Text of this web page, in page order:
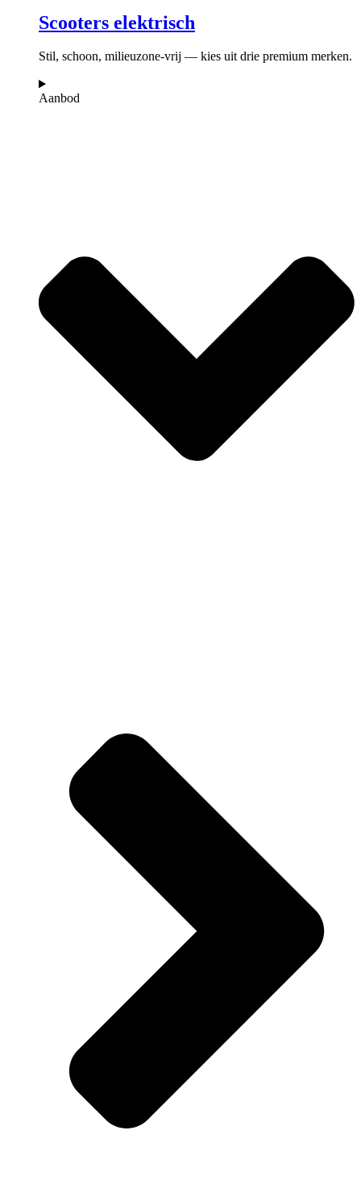
Scooters elektrisch
Stil, schoon, milieuzone-vrij — kies uit drie premium merken.
Aanbod